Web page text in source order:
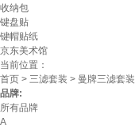
收纳包
键盘贴
键帽贴纸
京东美术馆
当前位置：
首页 > 三滤套装 > 曼牌三滤套装
品牌:
所有品牌
A